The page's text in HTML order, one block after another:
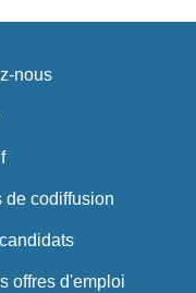
nous
de codiffusion
offres d'emploi